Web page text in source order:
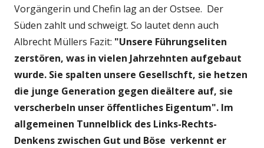
Vorgängerin und Chefin lag an der Ostsee. Der
Süden zahlt und schweigt. So lautet denn auch
Albrecht Müllers Fazit: "Unsere Führungseliten
zerstören, was in vielen Jahrzehnten aufgebaut
wurde. Sie spalten unsere Gesellschft, sie hetzen
die junge Generation gegen dieältere auf, sie
verscherbeln unser öffentliches Eigentum". Im
allgemeinen Tunnelblick des Links-Rechts-
Denkens zwischen Gut und Böse verkennt er